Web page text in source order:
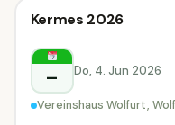
Sonstiges
Wolfurt
Sonstiges
Kermes 2026
– Do, 4. Jun 2026
Vereinshaus Wolfurt,